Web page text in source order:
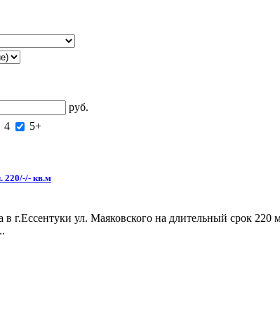
руб.
4
5+
220/-/- кв.м
в г.Ессентуки ул. Маяковского на длительный срок